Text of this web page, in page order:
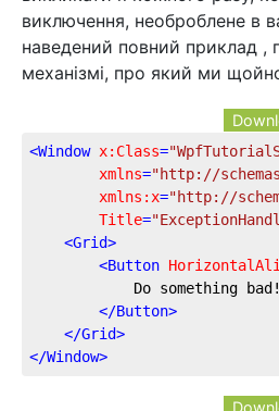
виключення, необроблене в
наведений повний приклад ,
механізмі, про який ми
<Window x:Class=
xmlns="http://
xmlns:x="http://
Title=
<Grid>
<Button
            Do something bad!
</Button>
</Grid>
</Window>